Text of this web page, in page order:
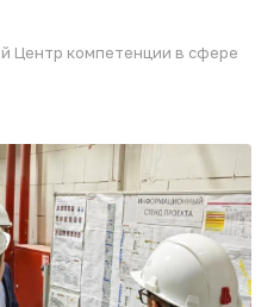
Центр компетенции в сфере